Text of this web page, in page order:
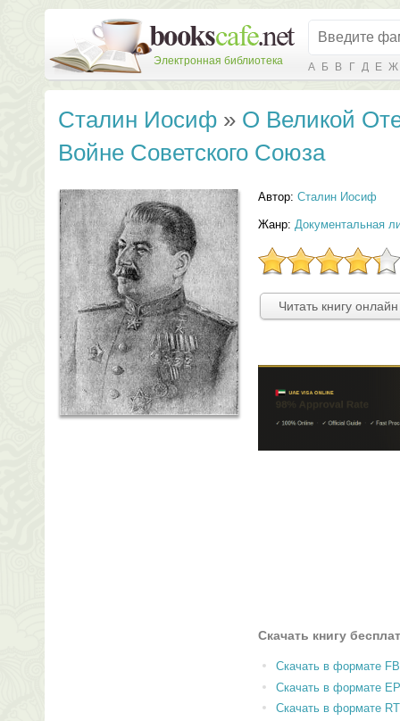
Электронная библиотека А Б В Г Д Е Ж
Сталин Иосиф » О Великой
Войне Советского Союза
Автор: Сталин Иосиф
Жанр: Документальная
Читать книгу
Скачать книгу
Скачать в формате
Скачать в формате
Скачать в формате